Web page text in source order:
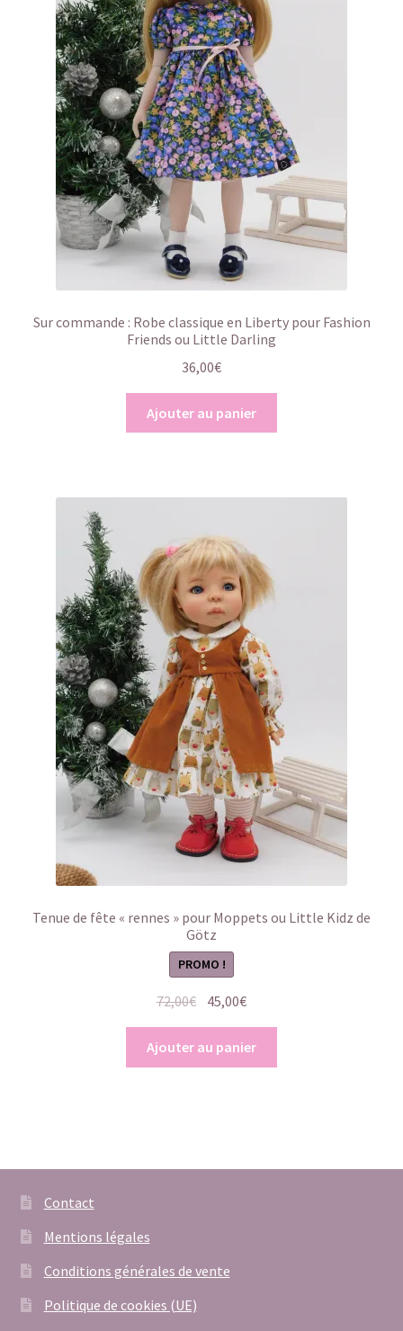
Sur commande : Robe classique en Liberty pour Fashion
Friends ou Little Darling
36,00€
Ajouter au panier
Tenue de fête « rennes » pour Moppets ou Little Kidz de
Götz
PROMO !
72,00€ Le
prix
initial
était :
45,00€Le
prix
actuel
est :
Ajouter au panier
Contact
Mentions légales
Conditions générales de vente
Politique de cookies (UE)